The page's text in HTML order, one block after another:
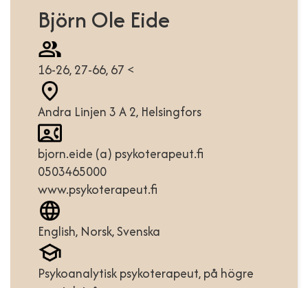
Björn Ole Eide
16-26, 27-66, 67 <
Andra Linjen 3 A 2, Helsingfors
bjorn.eide (a) psykoterapeut.fi
0503465000
www.psykoterapeut.fi
English, Norsk, Svenska
Psykoanalytisk psykoterapeut, på högre